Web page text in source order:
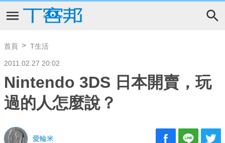
首頁 T生活
2011.02.27 20:02
Nintendo 3DS 日本開賣，玩
過的人怎麼說？
愛輪米